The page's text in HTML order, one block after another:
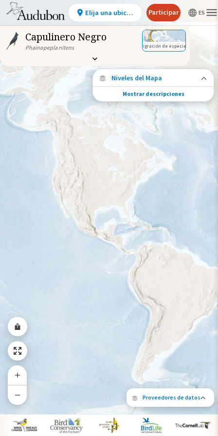
Capulinero Negro
Phainopepla nitens Migración de especies
Proveedores de datos
Niveles del Mapa
Conexiones de especies
Elija cualquier ubicación en el mapa para
ver dónde más se han vuelto a encontrar
aves marcadas de esta especie.
Ubicaciones con disponibilidad
Ubicaciones conectadas
Gama de especies por estación
Gama de verano
Rango de invierno
Rango a lo largo del año
Mostrar descripciones
Elija una ubicación Participar